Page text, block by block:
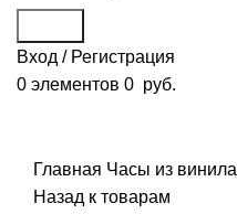
Вход / Регистрация
0 элементов 0 руб.
Главная Часы из винила
Назад к товарам